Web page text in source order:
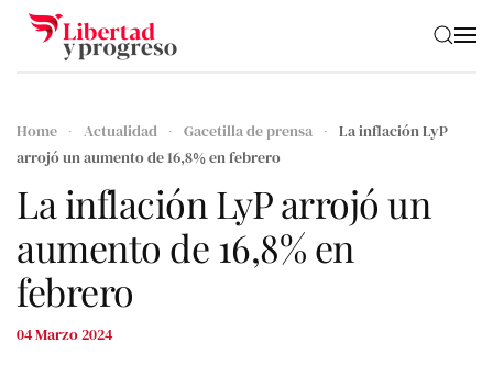
Skip to main content
Home Actualidad Gacetilla de prensa
La inflación LyP
arrojó un aumento de 16,8% en febrero
La inflación LyP arrojó un
aumento de 16,8% en
febrero
04 Marzo 2024